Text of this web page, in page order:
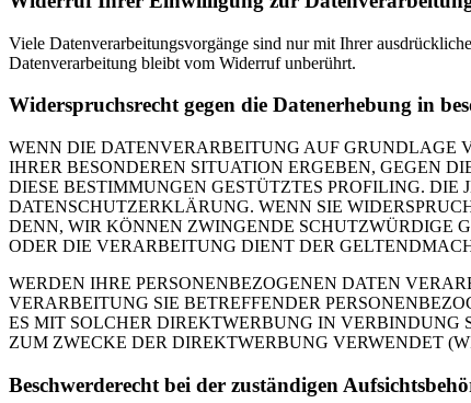
Viele Datenverarbeitungsvorgänge sind nur mit Ihrer
Datenverarbeitung bleibt vom Widerruf unberührt.
Widerspruchsrecht gegen die Datenerhebung in
WENN DIE DATENVERARBEITUNG AUF GRUNDLAGE
IHRER BESONDEREN SITUATION ERGEBEN, GEGEN
DIESE BESTIMMUNGEN GESTÜTZTES PROFILING.
DATENSCHUTZERKLÄRUNG. WENN SIE
DENN, WIR KÖNNEN ZWINGENDE SCHUTZWÜRDIGE
ODER DIE VERARBEITUNG DIENT DER
WERDEN IHRE PERSONENBEZOGENEN DATEN
VERARBEITUNG SIE BETREFFENDER
ES MIT SOLCHER DIREKTWERBUNG IN VERBINDUNG
ZUM ZWECKE DER DIREKTWERBUNG VERWENDET
Beschwerderecht bei der zuständigen